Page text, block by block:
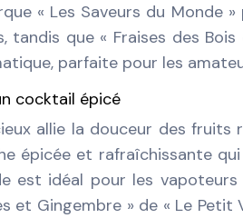
« Les Saveurs du Monde
que « Fraises des Bois
parfaite pour les
cocktail épicé
allie la douceur des fruits
épicée et rafraîchissante
est idéal pour les
et Gingembre » de « Le